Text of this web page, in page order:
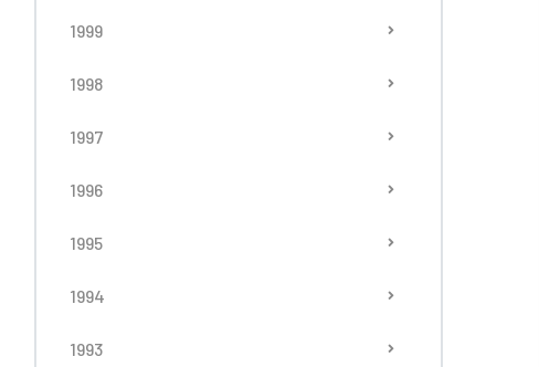
1999
1998
1997
1996
1995
1994
1993